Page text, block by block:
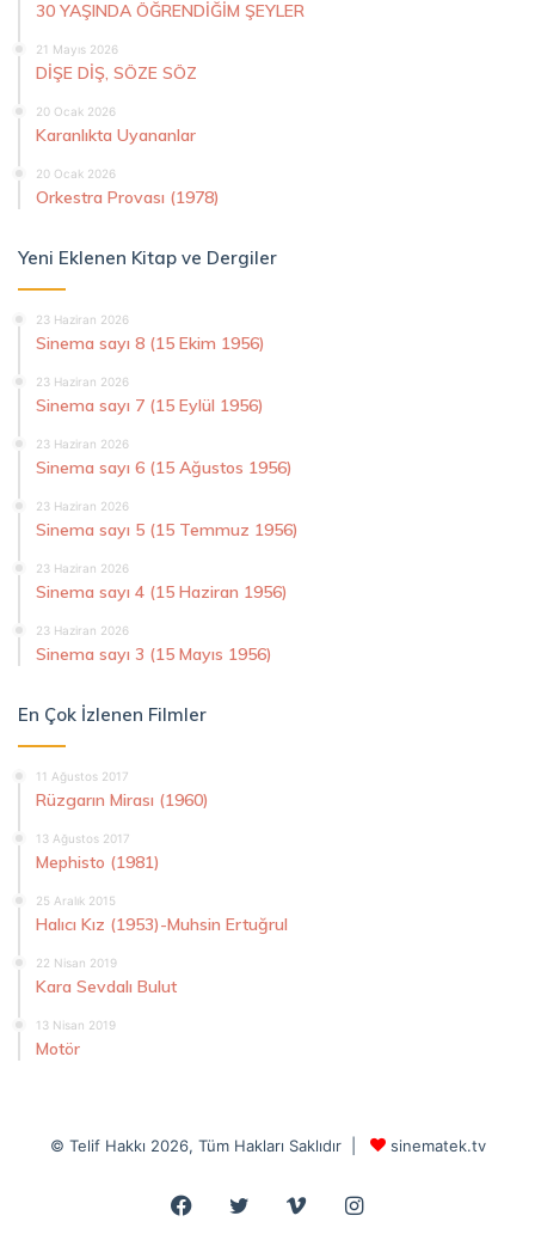
30 YAŞINDA ÖĞRENDİĞİM ŞEYLER
21 Mayıs 2026
DİŞE DİŞ, SÖZE SÖZ
20 Ocak 2026
Karanlıkta Uyananlar
20 Ocak 2026
Orkestra Provası (1978)
Yeni Eklenen Kitap ve Dergiler
23 Haziran 2026
Sinema sayı 8 (15 Ekim 1956)
23 Haziran 2026
Sinema sayı 7 (15 Eylül 1956)
23 Haziran 2026
Sinema sayı 6 (15 Ağustos 1956)
23 Haziran 2026
Sinema sayı 5 (15 Temmuz 1956)
23 Haziran 2026
Sinema sayı 4 (15 Haziran 1956)
23 Haziran 2026
Sinema sayı 3 (15 Mayıs 1956)
En Çok İzlenen Filmler
11 Ağustos 2017
Rüzgarın Mirası (1960)
13 Ağustos 2017
Mephisto (1981)
25 Aralık 2015
Halıcı Kız (1953)-Muhsin Ertuğrul
22 Nisan 2019
Kara Sevdalı Bulut
13 Nisan 2019
Motör
© Telif Hakkı 2026, Tüm Hakları Saklıdır | sinematek.tv
Facebook
Twitter VimeoInstagram